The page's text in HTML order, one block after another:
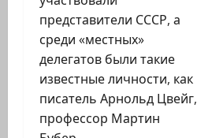
представители СССР, а
среди «местных»
делегатов были такие
известные личности, как
писатель Арнольд Цвейг,
профессор Мартин